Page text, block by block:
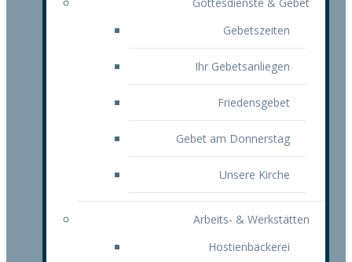
Gebetszeiten
Ihr Gebetsanliegen
Friedensgebet
Gebet am Donnerstag
Unsere Kirche
Arbeits- & Werkstätten
Hostienbäckerei